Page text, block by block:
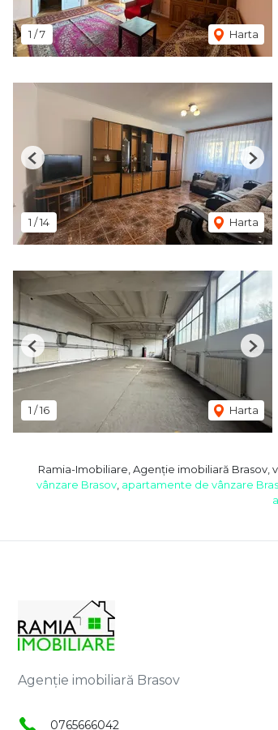
1 /7 Harta
1 /14 Harta
Previous Next
1 /16 Harta
Previous Next
Ramia-Imobiliare, Agenție imobiliară
vânzare Brasov, apartamente de vânzare
Agenție imobiliară Brasov
0765666042